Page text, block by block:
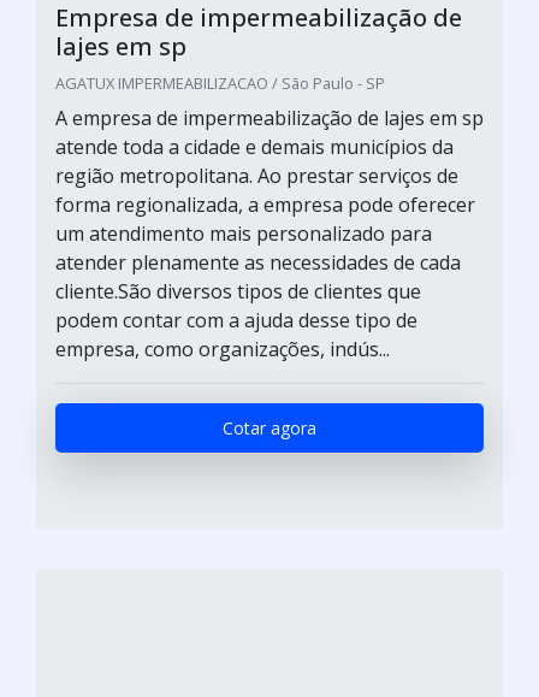
Empresa de impermeabilização de
lajes em sp
AGATUX IMPERMEABILIZACAO / São Paulo - SP
A empresa de impermeabilização de lajes em sp
atende toda a cidade e demais municípios da
região metropolitana. Ao prestar serviços de
forma regionalizada, a empresa pode oferecer
um atendimento mais personalizado para
atender plenamente as necessidades de cada
cliente.São diversos tipos de clientes que
podem contar com a ajuda desse tipo de
empresa, como organizações, indús...
Cotar agora